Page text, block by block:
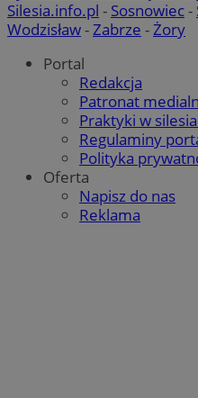
Silesia.info.pl - Sosnowiec-
Wodzisław-Zabrze -Żory
Portal
Redakcja
Patronat
Praktyki w
Regulaminy
Polityka
Oferta
Napisz do nas
Reklama